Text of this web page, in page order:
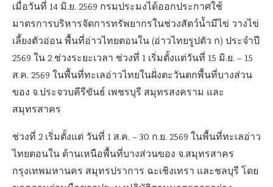
เมื่อวันที่ 14 มิ.ย. 2569 กรมประมงได้ออกประกาศใช้
มาตรการบริหารจัดการทรัพยากรในช่วงสัตว์น้ำมีไข่ วางไข่
เลี้ยงตัวอ่อน พื้นที่อ่าวไทยตอนใน (อ่าวไทยรูปตัว ก) ประจำปี
2569 ใน 2 ช่วงระยะเวลา ช่วงที่ 1 เริ่มตั้งแต่วันที่ 15 มิ.ย. – 15
ส.ค. 2569 ในพื้นที่ทะเลอ่าวไทยในฝั่งตะวันตกพื้นที่บางส่วน
ของ จ.ประจวบคีรีขันธ์ เพชรบุรี สมุทรสงคราม และ
สมุทรสาคร
ช่วงที่ 2 เริ่มตั้งแต่ วันที่ 1 ส.ค. – 30 ก.ย. 2569 ในพื้นที่ทะเลอ่าว
ไทยตอนใน ด้านเหนือพื้นที่บางส่วนของ จ.สมุทรสาคร
กรุงเทพมหานคร สมุทรปราการ ฉะเชิงเทรา และชลบุรี โดย